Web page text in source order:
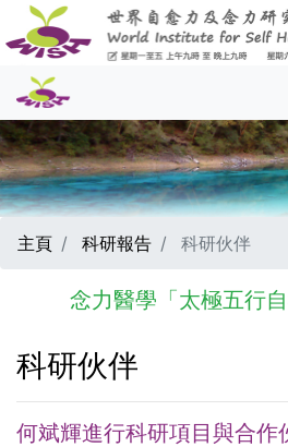
主頁 科研報告 科研伙伴
念力醫學「太極五行自
科研伙伴
何斌輝進行科研項目與合作